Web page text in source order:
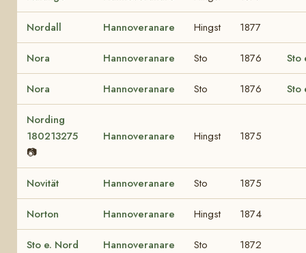
Nordall Hannoveranare Hingst 1877
Nora Hannoveranare Sto 1876 Sto
Nora Hannoveranare Sto 1876 Sto
Nording
180213275
📷
Hannoveranare Hingst 1875
Novität Hannoveranare Sto 1875
Norton Hannoveranare Hingst 1874
Sto e. Nord Hannoveranare Sto 1872